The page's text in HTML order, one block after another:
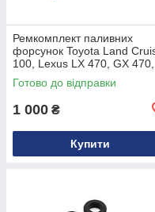
Ремкомплект паливних
форсунок Toyota Land
100, Lexus LX 470, GX 470,
4Runner, Tundra, Sequoia
V8 23250-50040
Готово до відправки
1 000 ₴
Купити